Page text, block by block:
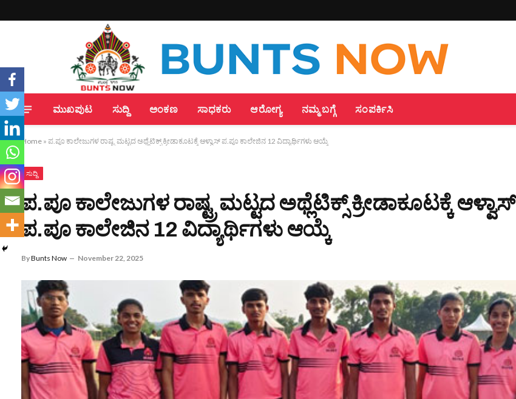
ಮುಖಪುಟ ಸುದ್ದಿ ಅಂಕಣ ಸಾಧಕರು ಆರೋಗ್ಯ ನಮ್ಮ ಬಗ್ಗೆ ಸಂಪರ್ಕಿಸಿ
Home » ಪ.ಪೂ ಕಾಲೇಜುಗಳ ರಾಷ್ಟ್ರ ಮಟ್ಟದ ಅಥ್ಲೆಟಿಕ್ಸ್ ಕ್ರೀಡಾಕೂಟಕ್ಕೆ ಆಳ್ವಾಸ್ ಪ.ಪೂ ಕಾಲೇಜಿನ 12 ವಿದ್ಯಾರ್ಥಿಗಳು ಆಯ್ಕೆ
ಸುದ್ದಿ
ಪ.ಪೂ ಕಾಲೇಜುಗಳ ರಾಷ್ಟ್ರ ಮಟ್ಟದ ಅಥ್ಲೆಟಿಕ್ಸ್ ಕ್ರೀಡಾಕೂಟಕ್ಕೆ ಆಳ್ವಾಸ್
ಪ.ಪೂ ಕಾಲೇಜಿನ 12 ವಿದ್ಯಾರ್ಥಿಗಳು ಆಯ್ಕೆ
ByBunts Now November 22, 2025